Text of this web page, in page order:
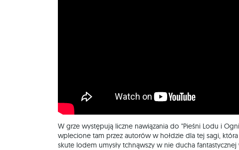
W grze występują liczne nawiązania do "Pieśni Lodu i
wplecione tam przez autorów w hołdzie dla tej sagi,
skute lodem umysły tchnąwszy w nie ducha fantastycznej